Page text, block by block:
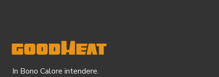
In Bono Calore intendere.